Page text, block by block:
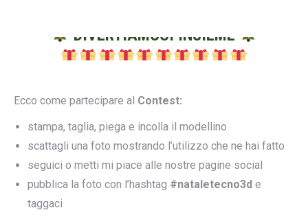
Ecco come partecipare al Contest:
stampa, taglia, piega e incolla il modellino
scattagli una foto mostrando l’utilizzo che ne hai fatto
seguici o metti mi piace alle nostre pagine social
pubblica la foto con l’hashtag #nataletecno3d e
taggaci